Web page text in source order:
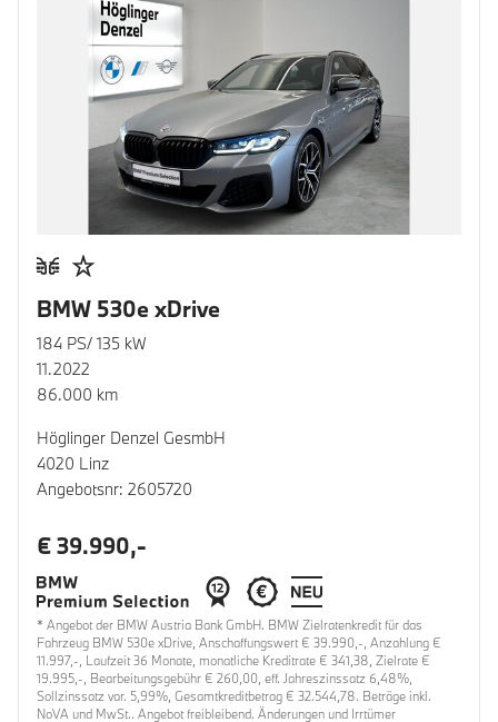
BMW 530e xDrive
184 PS/ 135 kW
11.2022
86.000 km
Höglinger Denzel GesmbH
4020 Linz
Angebotsnr: 2605720
€ 39.990,-
* Angebot der BMW Austria Bank GmbH. BMW Zielratenkredit für das
Fahrzeug BMW 530e xDrive, Anschaffungswert € 39.990,-, Anzahlung €
11.997,-, Laufzeit 36 Monate, monatliche Kreditrate € 341,38, Zielrate €
19.995,-, Bearbeitungsgebühr € 260,00, eff. Jahreszinssatz 6,48%,
Sollzinssatz var. 5,99%, Gesamtkreditbetrag € 32.544,78. Beträge inkl.
NoVA und MwSt.. Angebot freibleibend. Änderungen und Irrtümer